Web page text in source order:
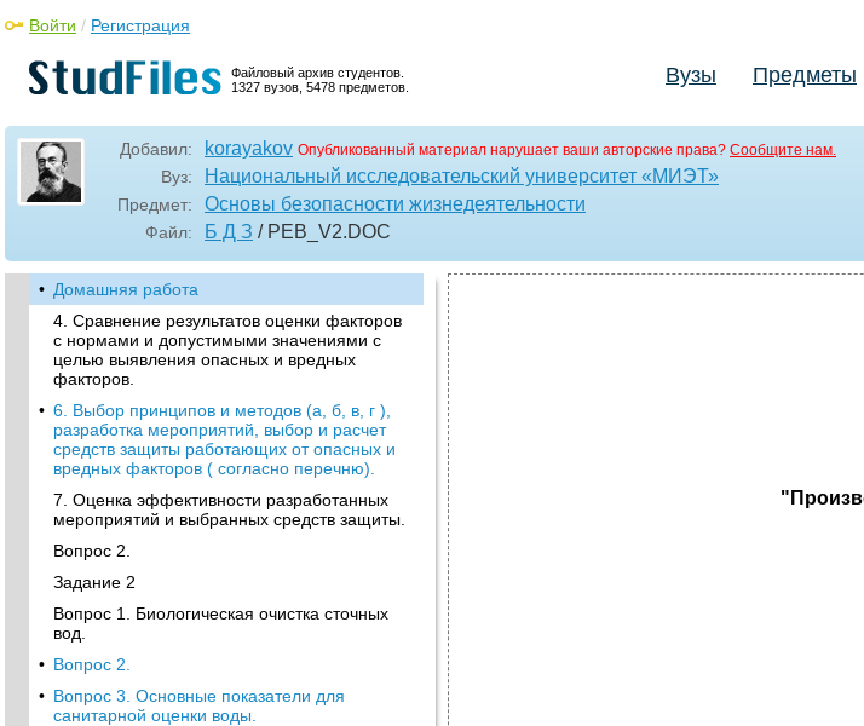
Файловый архив студентов.
1327 вузов, 5478 предметов.
Войти / Регистрация
Вузы Предметы
Добавил: korayakov Опубликованный материал нарушает ваши авторские права? Сообщите нам.
Вуз: Национальный исследовательский университет «МИЭТ»
Предмет: Основы безопасности жизнедеятельности
Файл: Б Д З / PEB_V2.DOC
• Домашняя работа
4. Сравнение результатов оценки факторов
с нормами и допустимыми значениями с
целью выявления опасных и вредных
факторов.
• 6. Выбор принципов и методов (а, б, в, г ),
разработка мероприятий, выбор и расчет
средств защиты работающих от опасных и
вредных факторов ( согласно перечню).
7. Оценка эффективности разработанных
мероприятий и выбранных средств защиты.
Вопрос 2.
Задание 2
Вопрос 1. Биологическая очистка сточных
вод.
• Вопрос 2.
• Вопрос 3. Основные показатели для
санитарной оценки воды.